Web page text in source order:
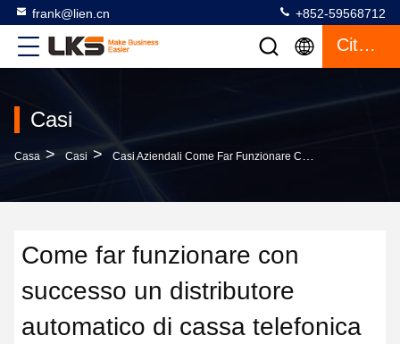
frank@lien.cn +852-59568712
Citazione
Casi
Casa > Casi > Casi Aziendali Come Far Funzionare Con Successo Un Distributore Automatico Di Cassa Telefonica Self-Service
Come far funzionare con
successo un distributore
automatico di cassa telefonica